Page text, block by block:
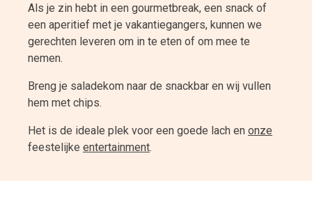
Als je zin hebt in een gourmetbreak, een snack of
een aperitief met je vakantiegangers, kunnen we
gerechten leveren om in te eten of om mee te
nemen.
Breng je saladekom naar de snackbar en wij vullen
hem met chips.
Het is de ideale plek voor een goede lach enonze
feestelijkeentertainment.